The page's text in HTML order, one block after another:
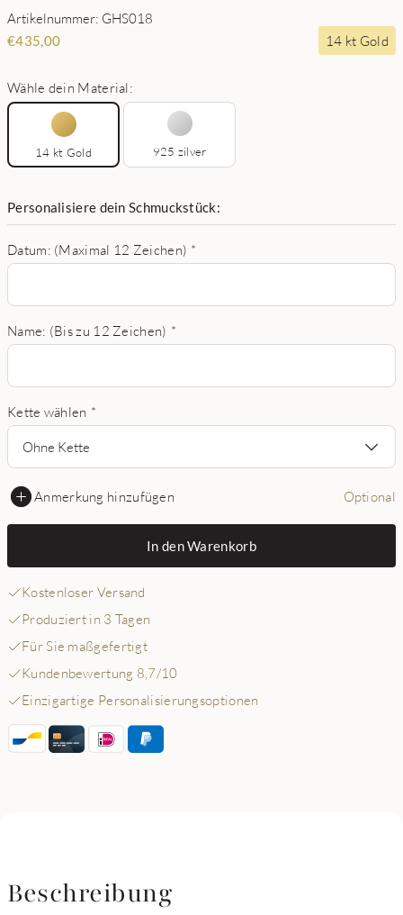
Artikelnummer: GHS018
€435,00 14 kt Gold
Wähle dein Material:
14 kt Gold 925 zilver
Personalisiere dein Schmuckstück:
Datum: (Maximal 12 Zeichen) *
Name: (Bis zu 12 Zeichen) *
Kette wählen *
Ohne Kette
Anmerkung hinzufügen Optional
In den Warenkorb
Kostenloser Versand
Produziert in 3 Tagen
Für Sie maßgefertigt
Kundenbewertung 8,7/10
Einzigartige Personalisierungsoptionen
Beschreibung